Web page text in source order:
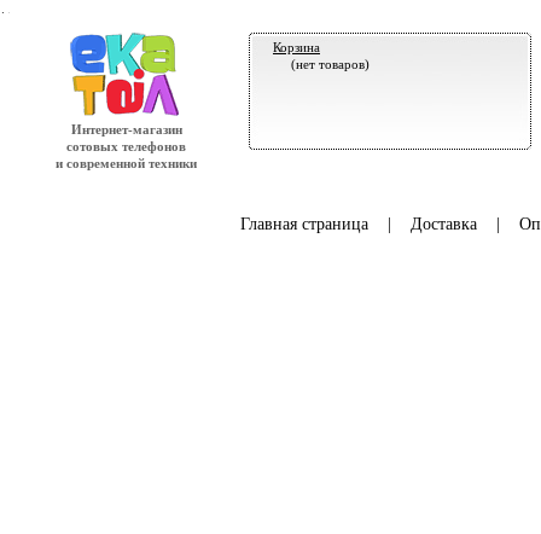
Интернет-магазин
сотовых телефонов
и современной техники
Корзина
(нет товаров)
Главная страница| Доставка|